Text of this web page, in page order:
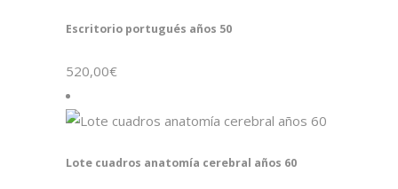
Escritorio portugués años 50
520,00€
Lote cuadros anatomía cerebral años 60